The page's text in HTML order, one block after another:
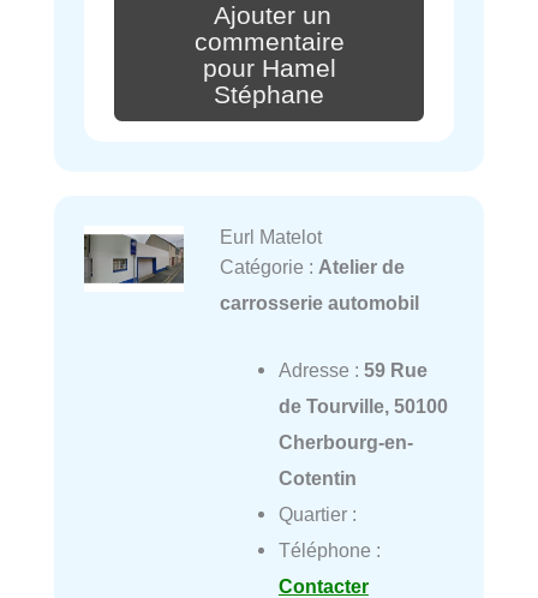
Ajouter un
commentaire
pour Hamel
Stéphane
Eurl Matelot
Catégorie : Atelier de
carrosserie automobil
Adresse : 59 Rue
de Tourville, 50100
Cherbourg-en-
Cotentin
Quartier :
Téléphone :
Contacter